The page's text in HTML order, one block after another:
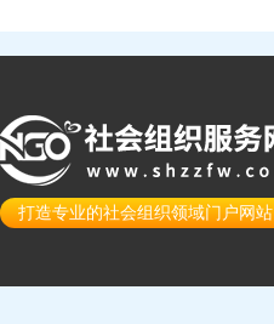
打造专业的社会组织领域门户网站